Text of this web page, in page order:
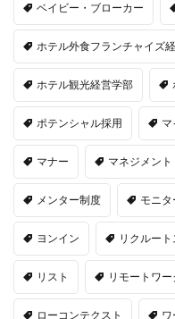
ベイビー・ブローカー
ホテル外食フランチャイズ
ホテル観光経営学部
ポテンシャル採用 マ
マナー マネジメント
メンター制度 モニタ
ヨンイン リクルート
リスト リモートワー
ローコンテクスト